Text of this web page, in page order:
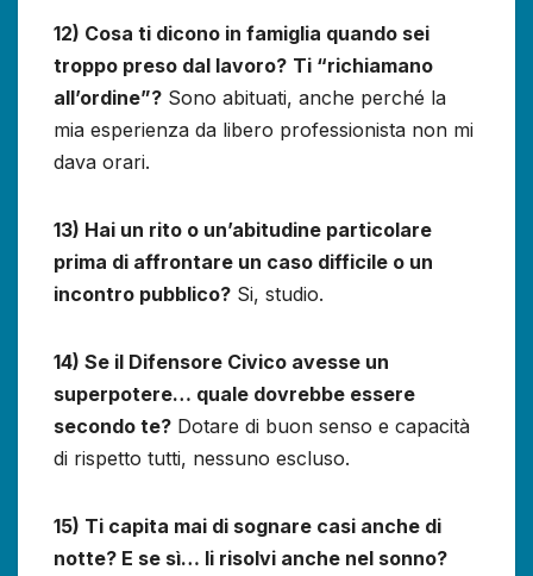
12) Cosa ti dicono in famiglia quando sei
troppo preso dal lavoro? Ti “richiamano
all’ordine”? Sono abituati, anche perché la
mia esperienza da libero professionista non mi
dava orari.
13) Hai un rito o un’abitudine particolare
prima di affrontare un caso difficile o un
incontro pubblico? Si, studio.
14) Se il Difensore Civico avesse un
superpotere… quale dovrebbe essere
secondo te? Dotare di buon senso e capacità
di rispetto tutti, nessuno escluso.
15) Ti capita mai di sognare casi anche di
notte? E se sì… li risolvi anche nel sonno?